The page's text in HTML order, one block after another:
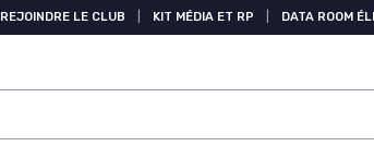
REJOINDRE LE CLUB KIT MÉDIA ET RP DATA ROOM